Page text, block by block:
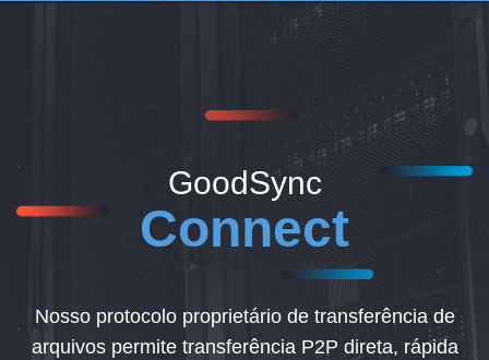
GoodSync
Connect
Nosso protocolo proprietário de transferência de
arquivos permite transferência P2P direta, rápida